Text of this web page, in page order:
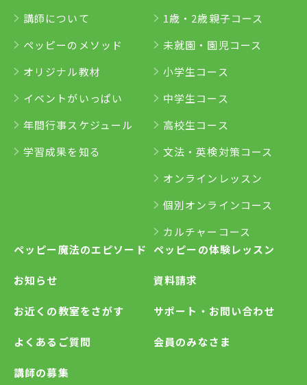
講師について
ペッピーのメソッド
オリジナル教材
イベントがいっぱい
年間行事スケジュール
学習成果を知る
1歳・2歳親子コース
未就園・園児コース
小学生コース
中学生コース
高校生コース
文法・英検対策コース
オンラインレッスン
個別オンラインコース
カルチャーコース
ペッピー魔法のエピソード
お知らせ
お近くの教室をさがす
よくあるご質問
講師の募集
ペッピーの体験レッスン
資料請求
サポート・お問い合わせ
会員のみなさま